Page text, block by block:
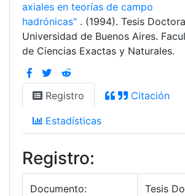
axiales en teorías de campo
hadrónicas" . (1994). Tesis
Universidad de Buenos Aires.
de Ciencias Exactas y Naturales.
Registro Citación
Estadísticas
Registro:
Documento: Tesis